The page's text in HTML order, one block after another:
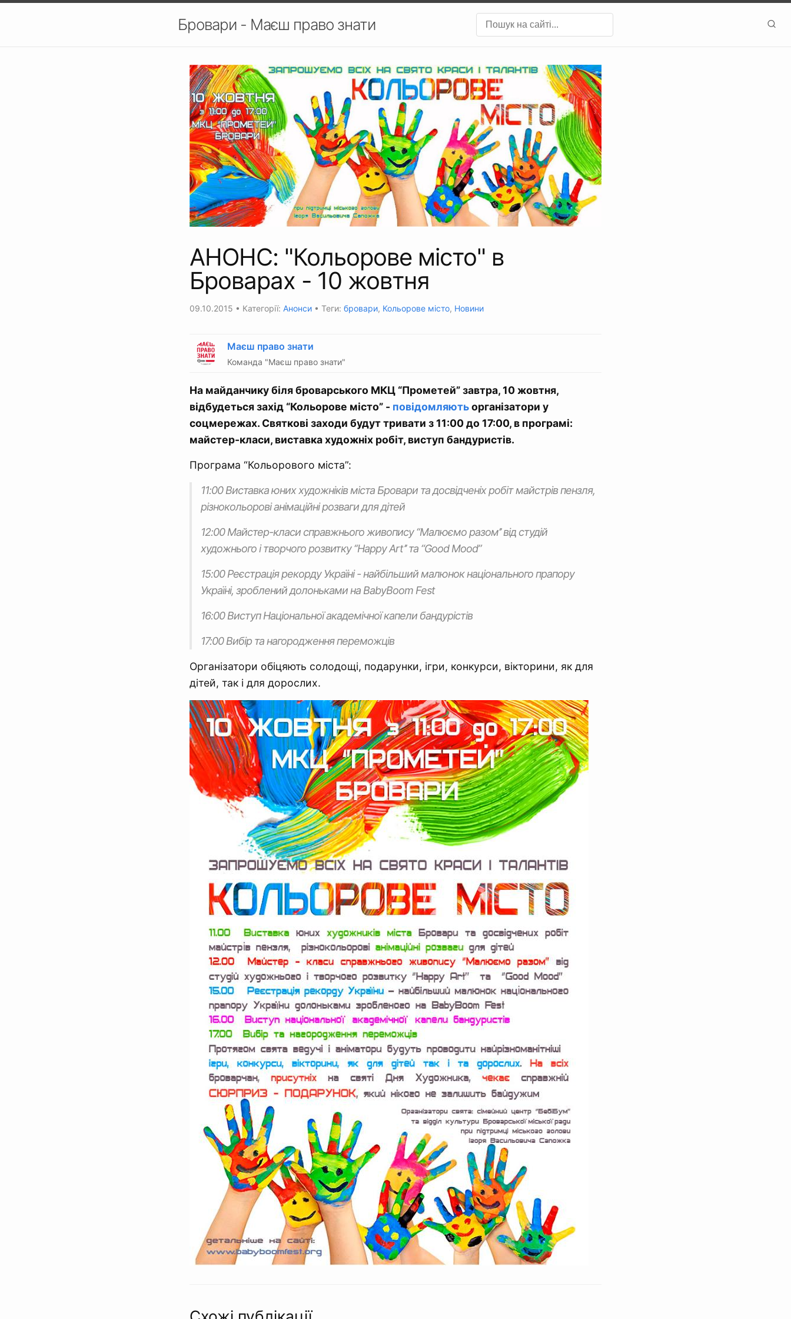
Бровари - Маєш право знати
АНОНС: "Кольорове місто" в
Броварах - 10 жовтня
09.10.2015 • Категорії: Анонси • Теги: бровари, Кольорове місто, Новини
Маєш право знати
Команда "Маєш право знати"
На майданчику біля броварського МКЦ “Прометей” завтра, 10 жовтня,
відбудеться захід “Кольорове місто” - повідомляютьорганізатори у
соцмережах. Святкові заходи будут тривати з 11:00 до 17:00, в програмі:
майстер-класи, виставка художніх робіт, виступ бандуристів.
Програма “Кольорового міста”:
11:00 Виставка юних художнікiв мiста Бровари та досвiдченіх робiт майстрів пензля,
рiзнокольоровi анiмацiйнi розваги для дiтей
12:00 Майстер-класи справжнього живопису ‘‘Малюємо разом’’ вiд студiй
художнього i творчого розвитку ‘‘Happy Art’’ та “Good Mood”
15:00 Реєcтрацiя рекорду Україні - найбiльший малюнок національного прапору
Україні, зроблений долоньками на ВabyBoom ​​Fest
16:00 Виступ Нацiональної академiчної капели бандурістiв
17:00 Вибiр та нагородження переможцiв
Організатори обіцяють солодощі, подарунки, iгри, конкурси, вiкторини, як для
дiтей, так i для дорослих.